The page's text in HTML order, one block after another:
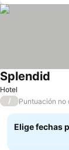
Hotel
Splendid
/ Puntuación no
Elige fechas